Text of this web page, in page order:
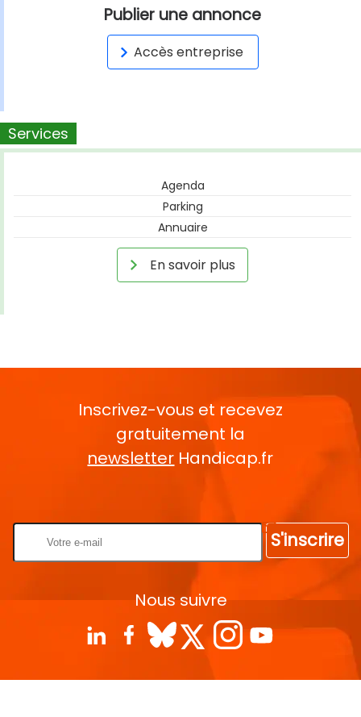
Publier une annonce
Accès entreprise
Services
Agenda
Parking
Annuaire
En savoir plus
Inscrivez-vous et recevez
gratuitement la
newsletter Handicap.fr
S'inscrire
Nous suivre